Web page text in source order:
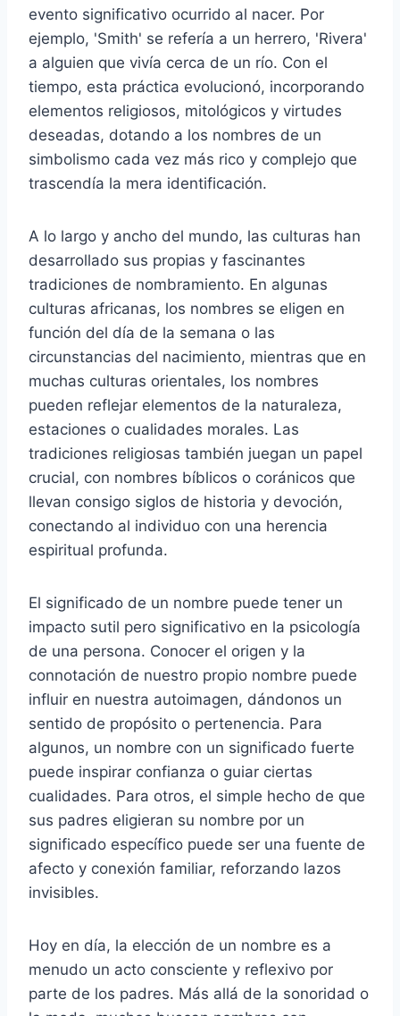
evento significativo ocurrido al nacer. Por
ejemplo, 'Smith' se refería a un herrero, 'Rivera'
a alguien que vivía cerca de un río. Con el
tiempo, esta práctica evolucionó, incorporando
elementos religiosos, mitológicos y virtudes
deseadas, dotando a los nombres de un
simbolismo cada vez más rico y complejo que
trascendía la mera identificación.
A lo largo y ancho del mundo, las culturas han
desarrollado sus propias y fascinantes
tradiciones de nombramiento. En algunas
culturas africanas, los nombres se eligen en
función del día de la semana o las
circunstancias del nacimiento, mientras que en
muchas culturas orientales, los nombres
pueden reflejar elementos de la naturaleza,
estaciones o cualidades morales. Las
tradiciones religiosas también juegan un papel
crucial, con nombres bíblicos o coránicos que
llevan consigo siglos de historia y devoción,
conectando al individuo con una herencia
espiritual profunda.
El significado de un nombre puede tener un
impacto sutil pero significativo en la psicología
de una persona. Conocer el origen y la
connotación de nuestro propio nombre puede
influir en nuestra autoimagen, dándonos un
sentido de propósito o pertenencia. Para
algunos, un nombre con un significado fuerte
puede inspirar confianza o guiar ciertas
cualidades. Para otros, el simple hecho de que
sus padres eligieran su nombre por un
significado específico puede ser una fuente de
afecto y conexión familiar, reforzando lazos
invisibles.
Hoy en día, la elección de un nombre es a
menudo un acto consciente y reflexivo por
parte de los padres. Más allá de la sonoridad o